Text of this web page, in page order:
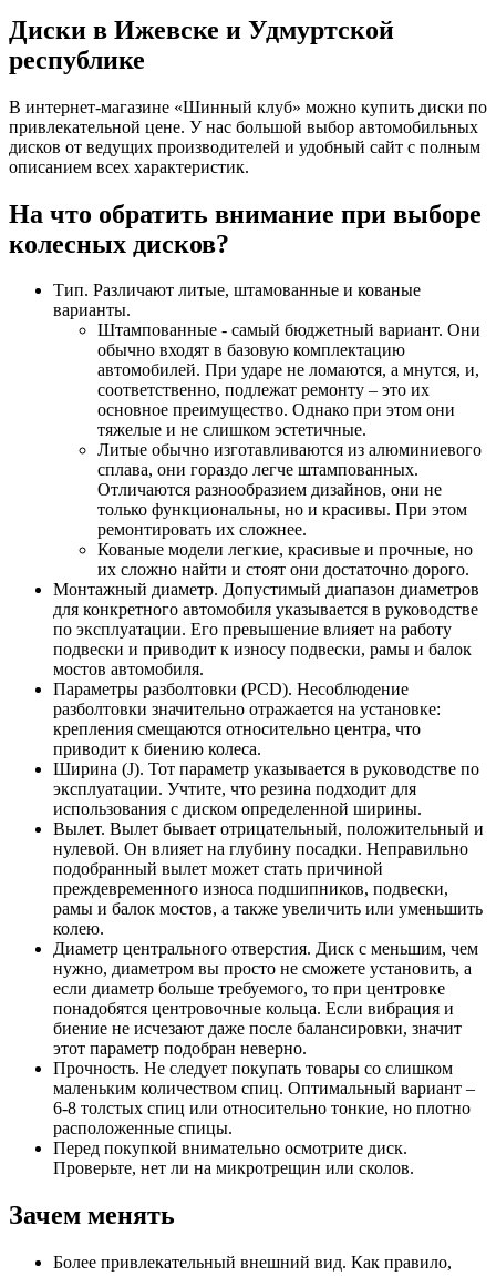
Диски в Ижевске и Удмуртской
республике
В интернет-магазине «Шинный клуб» можно купить диски по
привлекательной цене. У нас большой выбор автомобильных
дисков от ведущих производителей и удобный сайт с полным
описанием всех характеристик.
На что обратить внимание при выборе
колесных дисков?
Тип. Различают литые, штамованные и кованые
варианты.
Штампованные - самый бюджетный вариант. Они
обычно входят в базовую комплектацию
автомобилей. При ударе не ломаются, а мнутся, и,
соответственно, подлежат ремонту – это их
основное преимущество. Однако при этом они
тяжелые и не слишком эстетичные.
Литые обычно изготавливаются из алюминиевого
сплава, они гораздо легче штампованных.
Отличаются разнообразием дизайнов, они не
только функциональны, но и красивы. При этом
ремонтировать их сложнее.
Кованые модели легкие, красивые и прочные, но
их сложно найти и стоят они достаточно дорого.
Монтажный диаметр. Допустимый диапазон диаметров
для конкретного автомобиля указывается в руководстве
по эксплуатации. Его превышение влияет на работу
подвески и приводит к износу подвески, рамы и балок
мостов автомобиля.
Параметры разболтовки (PCD). Несоблюдение
разболтовки значительно отражается на установке:
крепления смещаются относительно центра, что
приводит к биению колеса.
Ширина (J). Тот параметр указывается в руководстве по
эксплуатации. Учтите, что резина подходит для
использования с диском определенной ширины.
Вылет. Вылет бывает отрицательный, положительный и
нулевой. Он влияет на глубину посадки. Неправильно
подобранный вылет может стать причиной
преждевременного износа подшипников, подвески,
рамы и балок мостов, а также увеличить или уменьшить
колею.
Диаметр центрального отверстия. Диск с меньшим, чем
нужно, диаметром вы просто не сможете установить, а
если диаметр больше требуемого, то при центровке
понадобятся центровочные кольца. Если вибрация и
биение не исчезают даже после балансировки, значит
этот параметр подобран неверно.
Прочность. Не следует покупать товары со слишком
маленьким количеством спиц. Оптимальный вариант –
6-8 толстых спиц или относительно тонкие, но плотно
расположенные спицы.
Перед покупкой внимательно осмотрите диск.
Проверьте, нет ли на микротрещин или сколов.
Зачем менять
Более привлекательный внешний вид. Как правило,